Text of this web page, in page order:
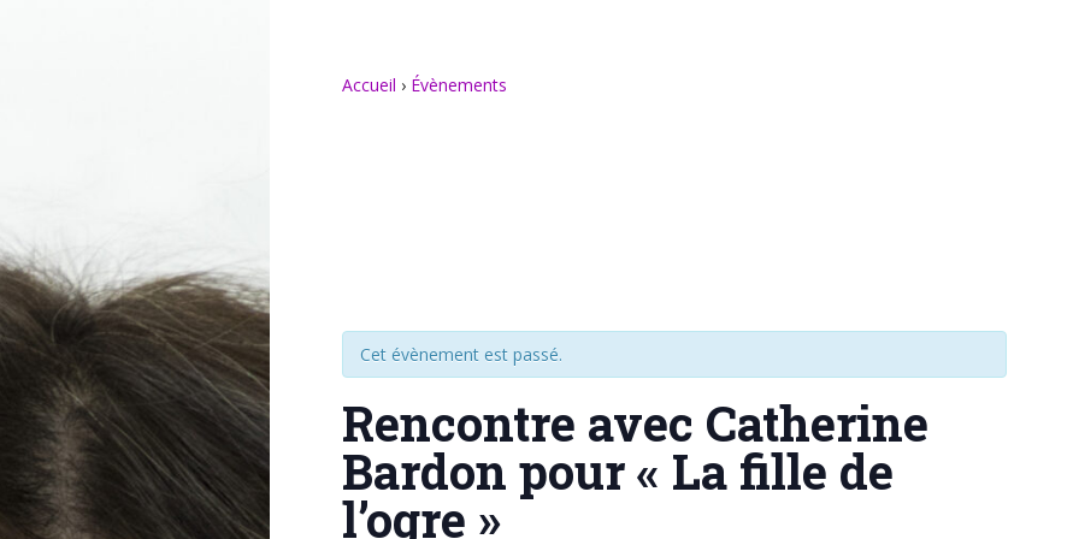
Accueil › Évènements
Cet évènement est passé.
Rencontre avec Catherine
Bardon pour « La fille de
l’ogre »